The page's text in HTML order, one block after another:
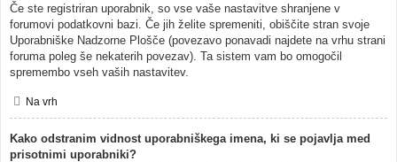
Če ste registriran uporabnik, so vse vaše nastavitve shranjene v
forumovi podatkovni bazi. Če jih želite spremeniti, obiščite stran svoje
Uporabniške Nadzorne Plošče (povezavo ponavadi najdete na vrhu strani
foruma poleg še nekaterih povezav). Ta sistem vam bo omogočil
spremembo vseh vaših nastavitev.
Na vrh
Kako odstranim vidnost uporabniškega imena, ki se pojavlja med
prisotnimi uporabniki?